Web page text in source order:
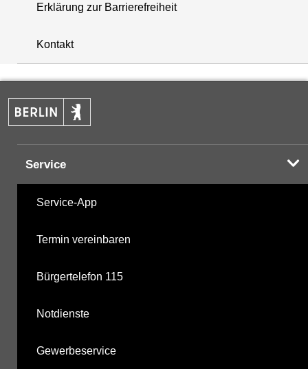
+
−
Erklärung zur Barrierefreiheit
Kontakt
Service
Service-App
Termin vereinbaren
Bürgertelefon 115
Notdienste
Gewerbeservice